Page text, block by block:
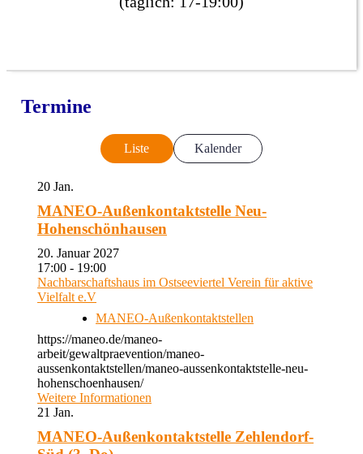
Termine
Liste Kalender
20 Jan.
MANEO-Außenkontaktstelle Neu-
Hohenschönhausen
20. Januar 2027
17:00 - 19:00
Nachbarschaftshaus im Ostseeviertel Verein für aktive
Vielfalt e.V
MANEO-Außenkontaktstellen
https://maneo.de/maneo-
arbeit/gewaltpraevention/maneo-
aussenkontaktstellen/maneo-aussenkontaktstelle-neu-
hohenschoenhausen/
Weitere Informationen
21 Jan.
MANEO-Außenkontaktstelle Zehlendorf-